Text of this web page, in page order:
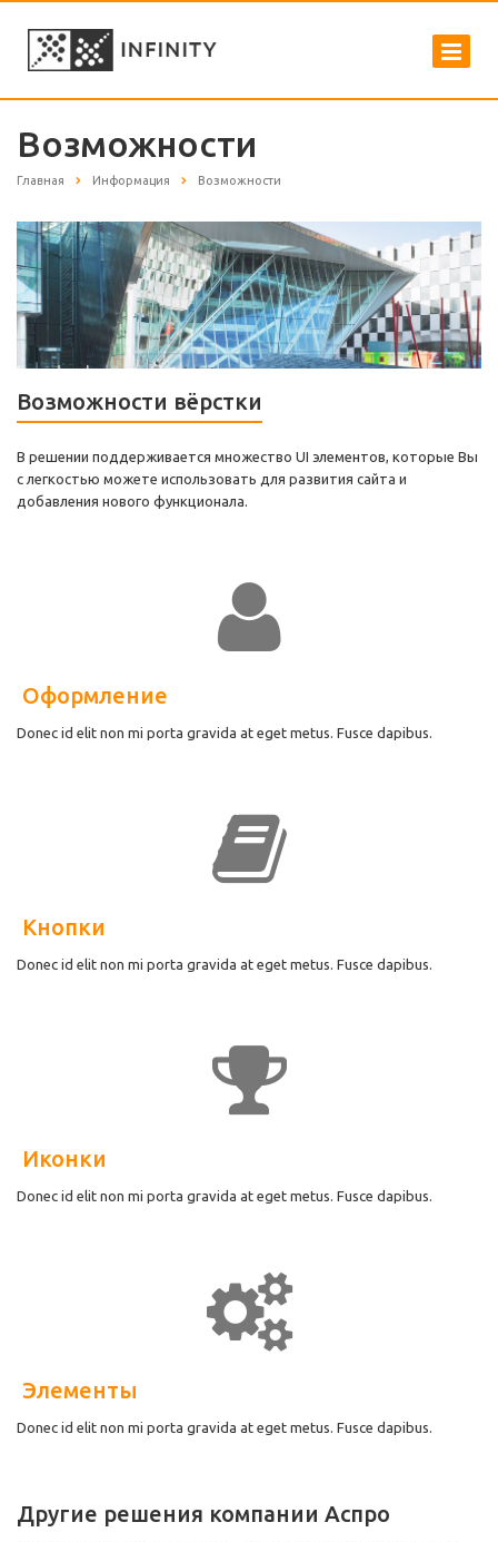
Возможности
Главная Информация Возможности
Возможности вёрстки
В решении поддерживается множество UI элементов, которые Вы
с легкостью можете использовать для развития сайта и
добавления нового функционала.
Оформление
Donec id elit non mi porta gravida at eget metus. Fusce dapibus.
Кнопки
Donec id elit non mi porta gravida at eget metus. Fusce dapibus.
Иконки
Donec id elit non mi porta gravida at eget metus. Fusce dapibus.
Элементы
Donec id elit non mi porta gravida at eget metus. Fusce dapibus.
Другие решения компании Аспро